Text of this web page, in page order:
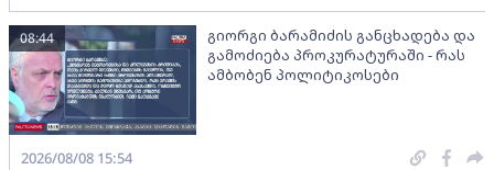
გიორგი ბარამიძის განცხადება და
გამოძიება პროკურატურაში - რას
ამბობენ პოლიტიკოსები
08:44
2026/08/08 15:54